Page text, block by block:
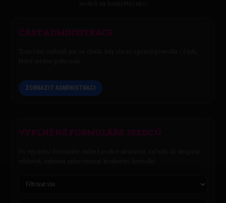
ČÁST ADMINISTRACE
ZOBRAZIT ADMINISTRACI
VYPLNĚNÉ FORMULÁŘE JEZDCŮ